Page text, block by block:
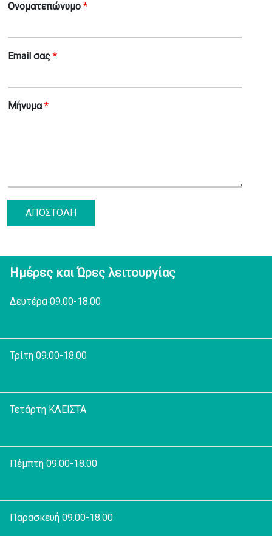
Ονοματεπώνυμο *
Email σας *
Μήνυμα*
ΑΠΟΣΤΟΛΗ
Ημέρες και Ώρες λειτουργίας
Δευτέρα 09.00-18.00
Τρίτη 09.00-18.00
Τετάρτη ΚΛΕΙΣΤΑ
Πέμπτη 09.00-18.00
Παρασκευή 09.00-18.00